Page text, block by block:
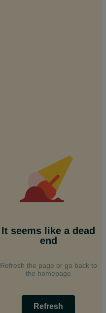
It seems like a dead
end
Refresh the page or go back to
the homepage
Refresh